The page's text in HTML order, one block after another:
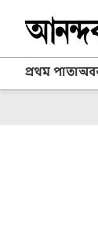
প্রথম পাতা